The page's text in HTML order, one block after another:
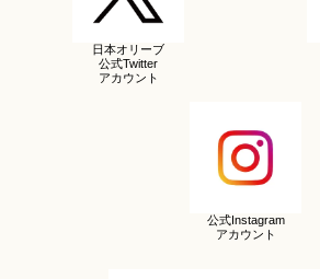
日本オリーブ
公式Twitter
アカウント
公式Instagram
アカウント